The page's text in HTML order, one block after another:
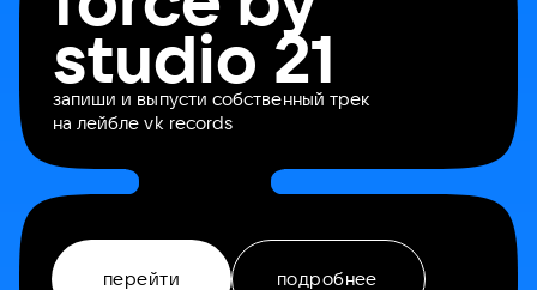
studio 21
запиши и выпусти собственный трек
на лейбле vk records
перейти подробнее